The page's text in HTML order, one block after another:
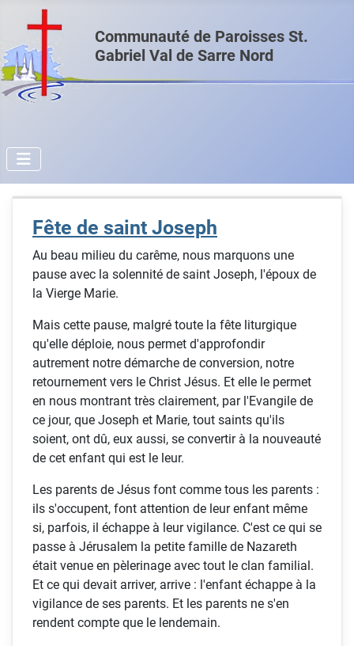
Communauté de Paroisses St.
Gabriel Val de Sarre Nord
Fête de saint Joseph
Au beau milieu du carême, nous marquons une
pause avec la solennité de saint Joseph, l'époux de
la Vierge Marie.
Mais cette pause, malgré toute la fête liturgique
qu'elle déploie, nous permet d'approfondir
autrement notre démarche de conversion, notre
retournement vers le Christ Jésus. Et elle le permet
en nous montrant très clairement, par l'Evangile de
ce jour, que Joseph et Marie, tout saints qu'ils
soient, ont dû, eux aussi, se convertir à la nouveauté
de cet enfant qui est le leur.
Les parents de Jésus font comme tous les parents :
ils s'occupent, font attention de leur enfant même
si, parfois, il échappe à leur vigilance. C'est ce qui se
passe à Jérusalem la petite famille de Nazareth
était venue en pèlerinage avec tout le clan familial.
Et ce qui devait arriver, arrive : l'enfant échappe à la
vigilance de ses parents. Et les parents ne s'en
rendent compte que le lendemain.